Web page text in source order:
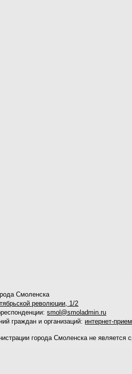
Смоленска
революции, 1/2
smol@smoladmin.ru
граждан и организаций: интернет-
города Смоленска не является